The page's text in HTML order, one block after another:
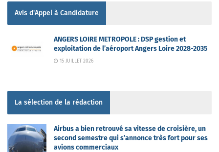
Avis d'Appel à Candidature
ANGERS LOIRE METROPOLE : DSP gestion et
exploitation de l’aéroport Angers Loire 2028-2035
15 JUILLET 2026
La sélection de la rédaction
Airbus a bien retrouvé sa vitesse de croisière, un
second semestre qui s’annonce très fort pour ses
avions commerciaux